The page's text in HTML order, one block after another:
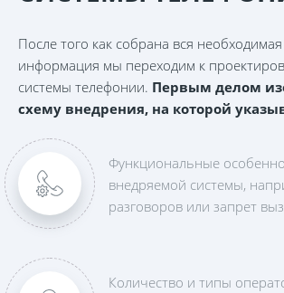
После того как собрана вся
информация мы переходим к
системы телефонии. Первым делом
схему внедрения, на которой
Функциональные
внедряемой системы,
разговоров или запрет
Количество и типы